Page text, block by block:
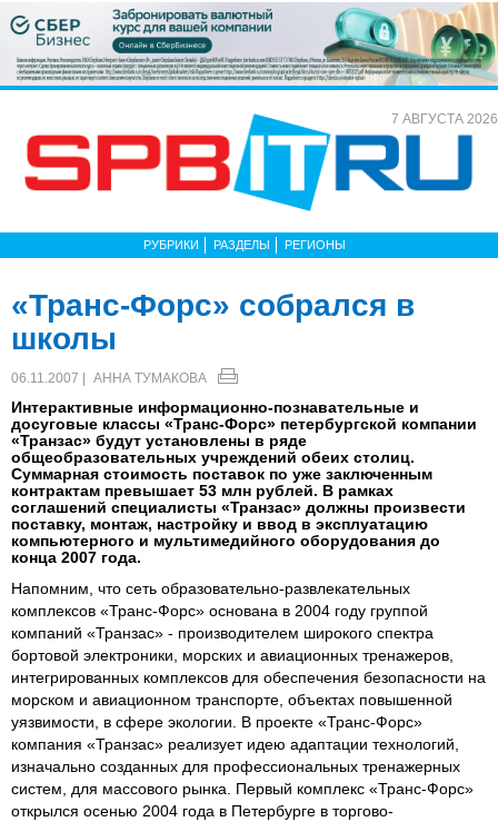
7 АВГУСТА 2026
РУБРИКИ РАЗДЕЛЫ РЕГИОНЫ
«Транс-Форс» собрался в
школы
06.11.2007 | АННА ТУМАКОВА
Интерактивные информационно-познавательные и
досуговые классы «Транс-Форс» петербургской компании
«Транзас» будут установлены в ряде
общеобразовательных учреждений обеих столиц.
Суммарная стоимость поставок по уже заключенным
контрактам превышает 53 млн рублей. В рамках
соглашений специалисты «Транзас» должны произвести
поставку, монтаж, настройку и ввод в эксплуатацию
компьютерного и мультимедийного оборудования до
конца 2007 года.
Напомним, что сеть образовательно-развлекательных
комплексов «Транс-Форс» основана в 2004 году группой
компаний «Транзас» - производителем широкого спектра
бортовой электроники, морских и авиационных тренажеров,
интегрированных комплексов для обеспечения безопасности на
морском и авиационном транспорте, объектах повышенной
уязвимости, в сфере экологии. В проекте «Транс-Форс»
компания «Транзас» реализует идею адаптации технологий,
изначально созданных для профессиональных тренажерных
систем, для массового рынка. Первый комплекс «Транс-Форс»
открылся осенью 2004 года в Петербурге в торгово-